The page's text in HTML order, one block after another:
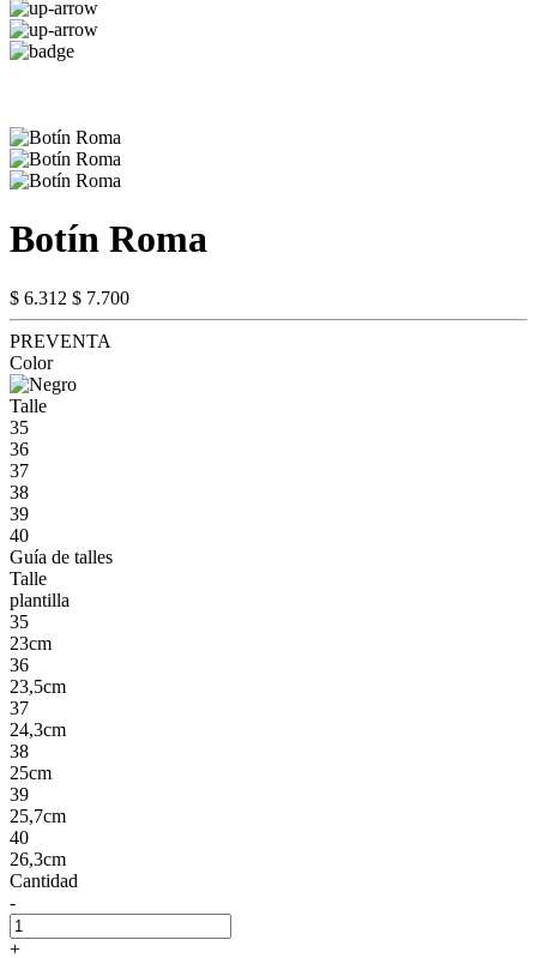
Botín Roma
$ 6.312 $ 7.700
PREVENTA
Color
Talle
35
36
37
38
39
40
Guía de talles
Talle
plantilla
35
23cm
36
23,5cm
37
24,3cm
38
25cm
39
25,7cm
40
26,3cm
Cantidad
-
+